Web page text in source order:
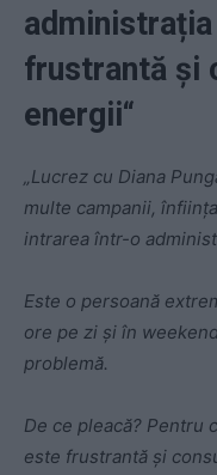
frustrantă și
energii“
„Lucrez cu Diana
multe campanii,
intrarea într-o
Este o persoană
ore pe zi și în
problemă.
De ce pleacă? Pentru
este frustrantă și